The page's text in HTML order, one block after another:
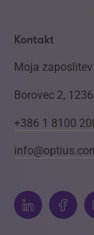
Kontakt
Moja
Borovec 2,
+386 1 8100